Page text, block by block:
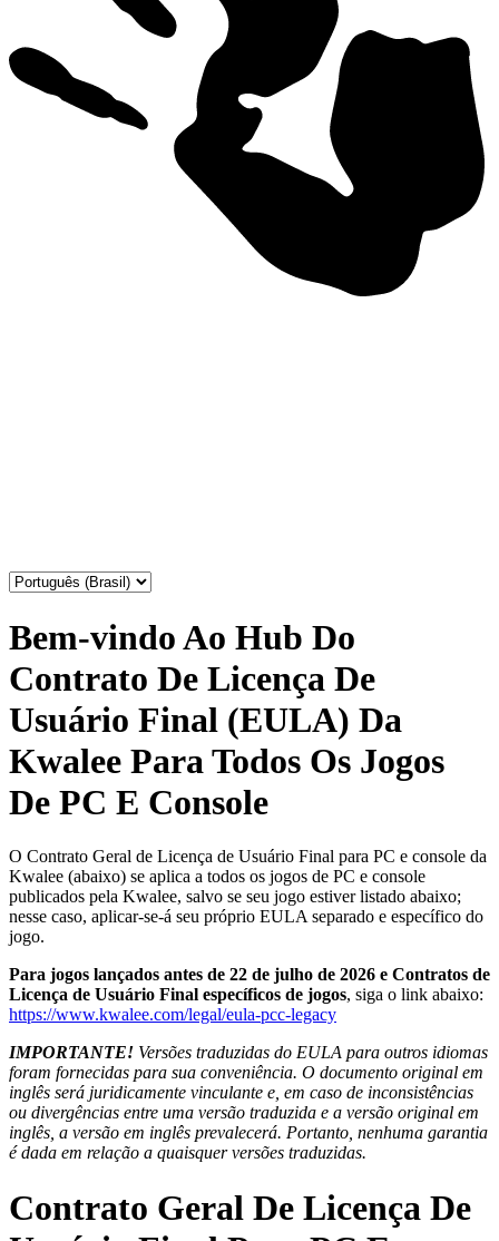
Bem-vindo Ao Hub Do
Contrato De Licença De
Usuário Final (EULA) Da
Kwalee Para Todos Os Jogos
De PC E Console
O Contrato Geral de Licença de Usuário Final para PC e console da
Kwalee (abaixo) se aplica a todos os jogos de PC e console
publicados pela Kwalee, salvo se seu jogo estiver listado abaixo;
nesse caso, aplicar-se-á seu próprio EULA separado e específico do
jogo.
Para jogos lançados antes de 22 de julho de 2026 e Contratos de
Licença de Usuário Final específicos de jogos, siga o link abaixo:
https://www.kwalee.com/legal/eula-pcc-legacy
IMPORTANTE! Versões traduzidas do EULA para outros idiomas
foram fornecidas para sua conveniência. O documento original em
inglês será juridicamente vinculante e, em caso de inconsistências
ou divergências entre uma versão traduzida e a versão original em
inglês, a versão em inglês prevalecerá. Portanto, nenhuma garantia
é dada em relação a quaisquer versões traduzidas.
Contrato Geral De Licença De